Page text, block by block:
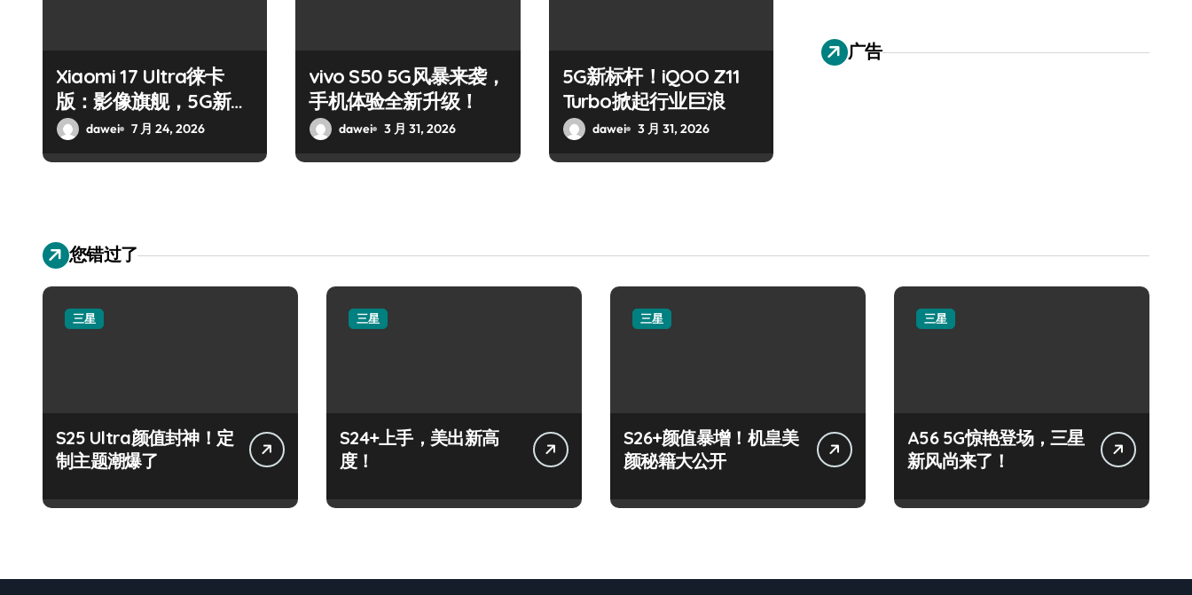
Xiaomi 17 Ultra徕卡
版：影像旗舰，5G新标
杆
dawei 7 月 24, 2026
vivo S50 5G风暴来袭，
手机体验全新升级！
dawei 3 月 31, 2026
5G新标杆！iQOO Z11
Turbo掀起行业巨浪
dawei 3 月 31, 2026
广告
您错过了
三星
S25 Ultra颜值封神！定
制主题潮爆了
三星
S24+上手，美出新高
度！
三星
S26+颜值暴增！机皇美
颜秘籍大公开
三星
A56 5G惊艳登场，三星
新风尚来了！